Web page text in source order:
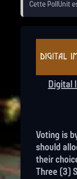
Cette PollUnit
Digital
Voting is
should
their
Three (3)